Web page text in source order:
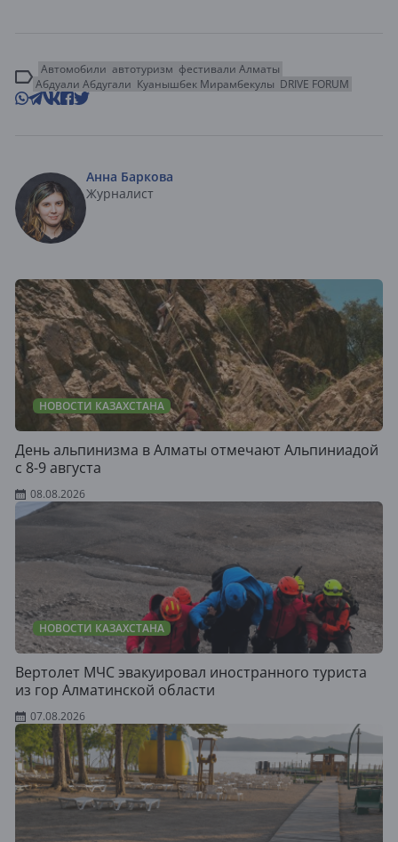
Автомобили автотуризм фестивали Алматы
Абдуали Абдугали Куанышбек Мирамбекулы DRIVE FORUM
Анна Баркова
Журналист
НОВОСТИ КАЗАХСТАНА
День альпинизма в Алматы отмечают Альпиниадой
с 8-9 августа
08.08.2026
НОВОСТИ КАЗАХСТАНА
Вертолет МЧС эвакуировал иностранного туриста
из гор Алматинской области
07.08.2026